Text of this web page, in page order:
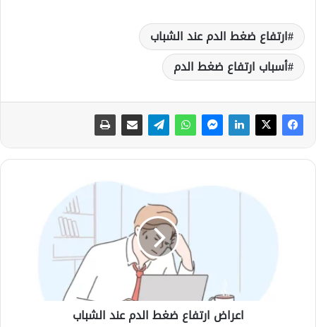
ارتفاع ضغط الدم عند الشباب
أسباب ارتفاع ضغط الدم
اعراض ارتفاع ضغط الدم عند الشباب